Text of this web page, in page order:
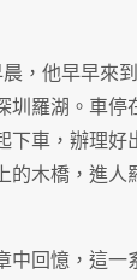
，他早早來
圳羅湖。車停
下車，辦理好
的木橋，進人
中回憶，這一